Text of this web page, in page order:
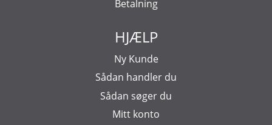
Betalning
HJÆLP
Ny Kunde
Sådan handler du
Sådan søger du
Mitt konto